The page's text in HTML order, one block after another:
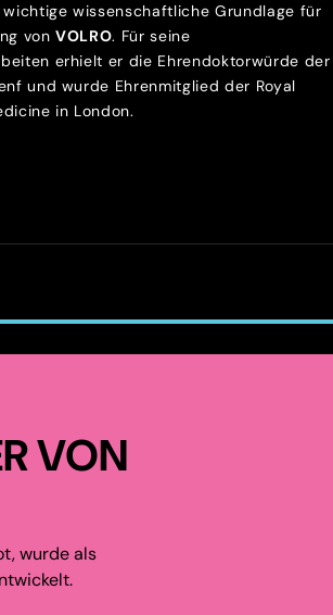
wissenschaftliche Grundlage für
vonVOLRO. Für seine
erhielt er die Ehrendoktorwürde der
und wurde Ehrenmitglied der Royal
in London.
VON
wurde als